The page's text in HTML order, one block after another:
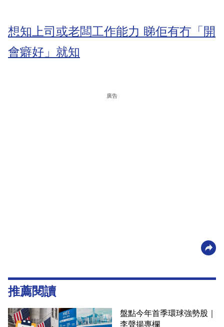
想知上司或老闆工作能力 睇佢有冇「開
會癖好」就知
廣告
推薦閱讀
盤點今年首季環球強勢股｜
李聲揚專欄